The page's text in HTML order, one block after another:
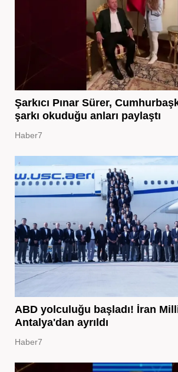
Şarkıcı Pınar Sürer,
şarkı okuduğu anları paylaştı
Haber7
ABD yolculuğu başladı! İran Milli
Antalya'dan ayrıldı
Haber7